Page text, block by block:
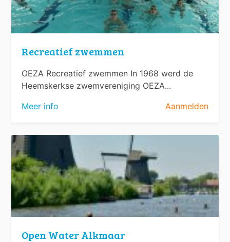
Recreatief zwemmen
OEZA Recreatief zwemmen In 1968 werd de
Heemskerkse zwemvereniging OEZA...
Meer info
Aanmelden
Open Water Alkmaar